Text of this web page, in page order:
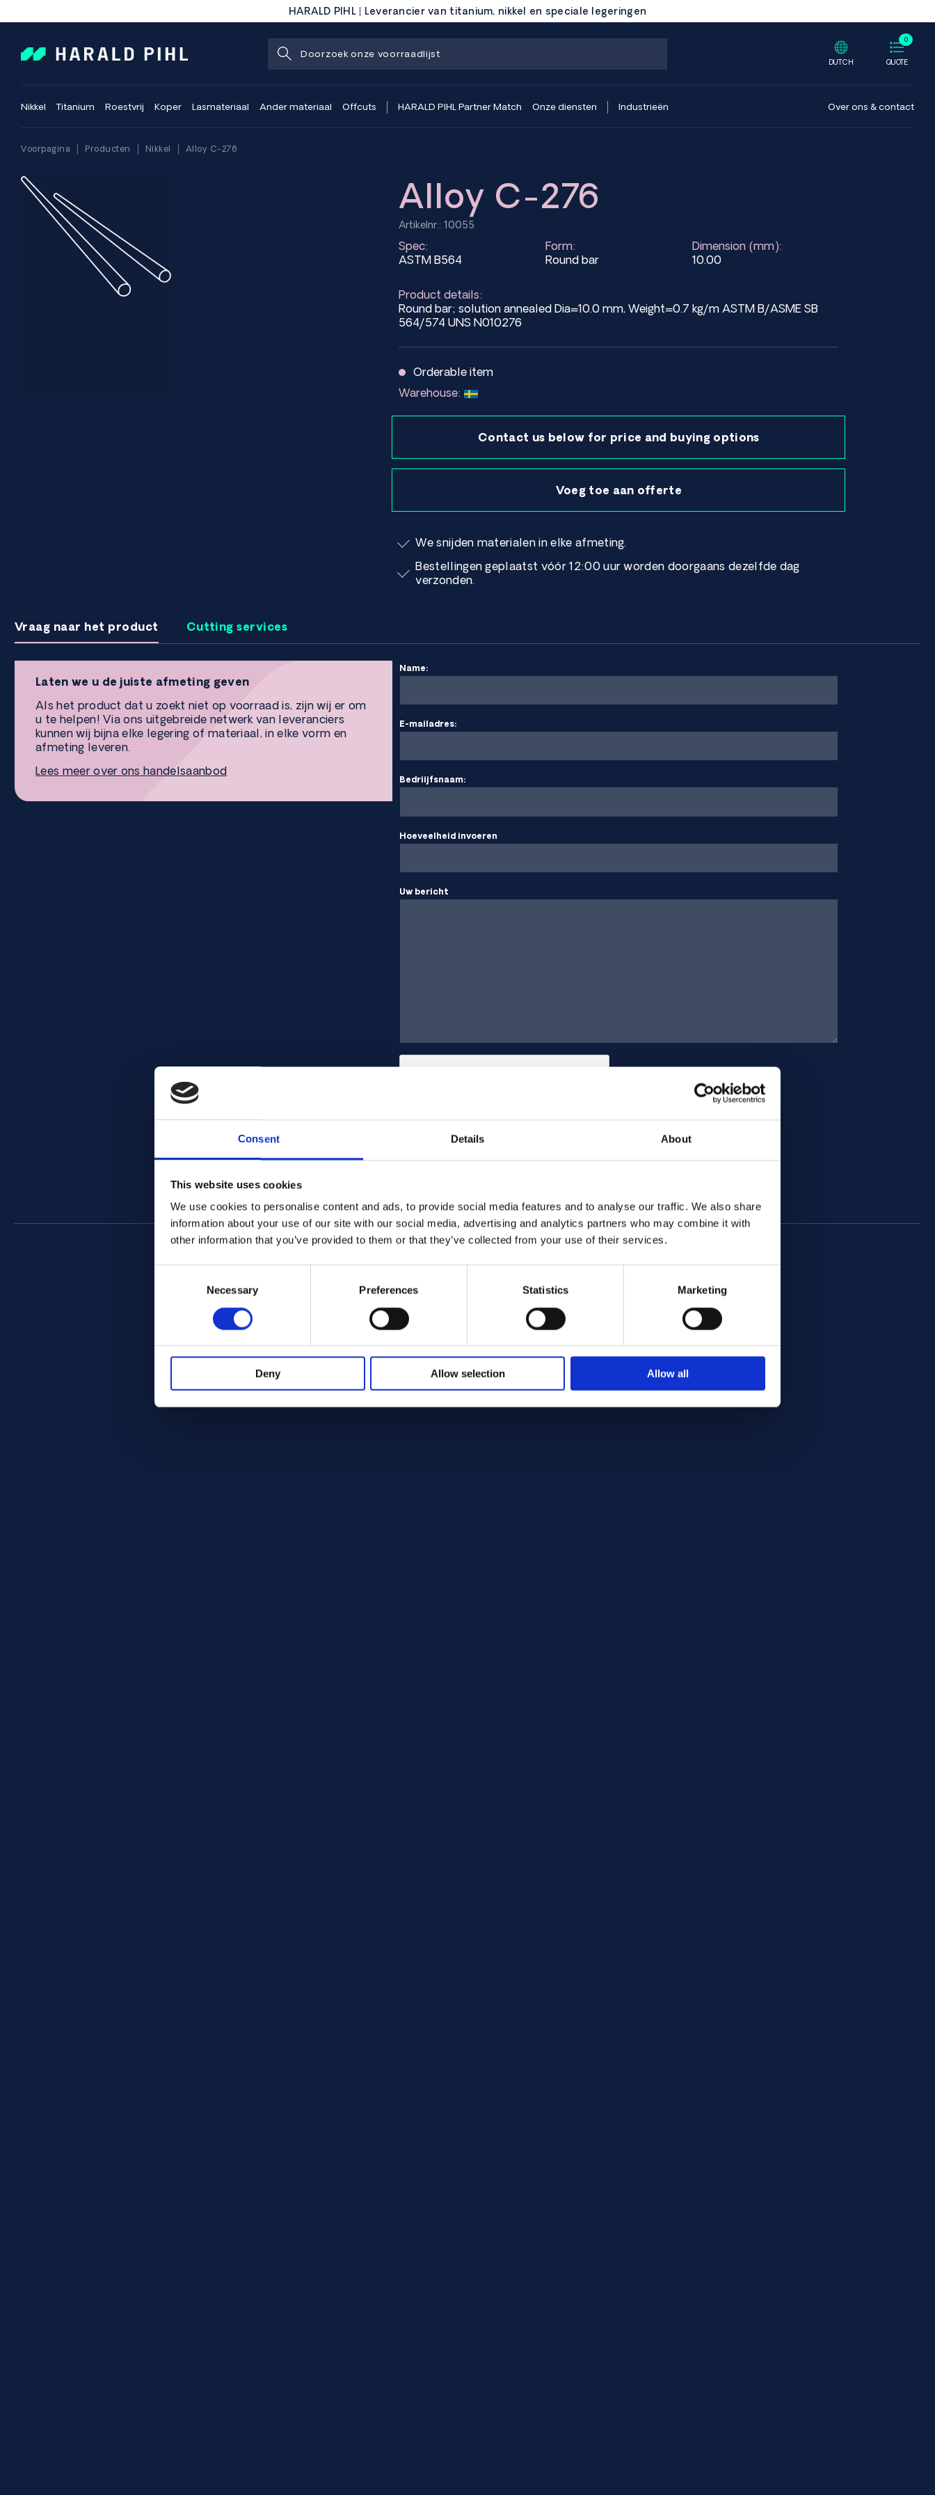
Consent Details About
This website uses cookies
We use cookies to personalise content and ads, to provide social media features and to analyse our traffic. We also share
information about your use of our site with our social media, advertising and analytics partners who may combine it with
other information that you’ve provided to them or that they’ve collected from your use of their services.
Necessary Preferences Statistics Marketing
Deny Allow selection Allow all
HARALD PIHL | Leverancier van titanium, nikkel en speciale legeringen
0
QUOTE
DUTCH
Nikkel Titanium Roestvrij Koper Lasmateriaal Ander materiaal Offcuts HARALD PIHL Partner Match Onze diensten Industrieën Over ons & contact
Voorpagina Producten Nikkel Alloy C-276
Alloy C-276
Artikelnr.: 10055
Spec:
ASTM B564
Form:
Round bar
Dimension (mm):
10.00
Product details:
Round bar; solution annealed Dia=10.0 mm, Weight=0.7 kg/m ASTM B/ASME SB
564/574 UNS N010276
Orderable item
Warehouse:
Contact us below for price and buying options
Voeg toe aan offerte
We snijden materialen in elke afmeting.
Bestellingen geplaatst vóór 12:00 uur worden doorgaans dezelfde dag
verzonden.
Vraag naar het product Cutting services
Laten we u de juiste afmeting geven
Als het product dat u zoekt niet op voorraad is, zijn wij er om
u te helpen! Via ons uitgebreide netwerk van leveranciers
kunnen wij bijna elke legering of materiaal, in elke vorm en
afmeting leveren.
Lees meer over ons handelsaanbod
Name:
E-mailadres:
Bedriijfsnaam:
Hoeveelheid invoeren
Uw bericht
Stuur